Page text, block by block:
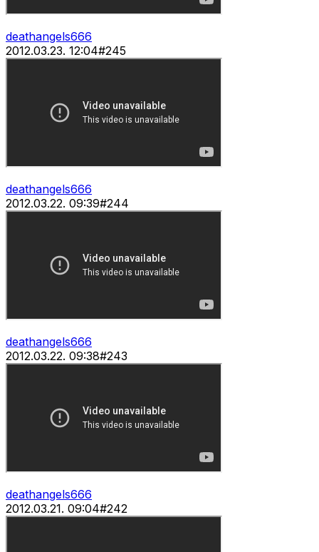
deathangels666
2012.03.23. 12:04#245
deathangels666
2012.03.22. 09:39#244
deathangels666
2012.03.22. 09:38#243
deathangels666
2012.03.21. 09:04#242